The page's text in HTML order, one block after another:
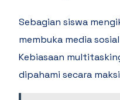
Sebagian siswa
membuka media
Kebiasaan
dipahami secara